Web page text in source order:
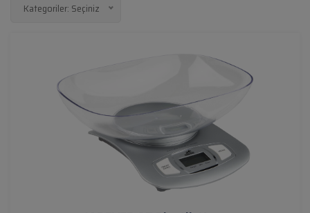
Kategoriler: Seçiniz